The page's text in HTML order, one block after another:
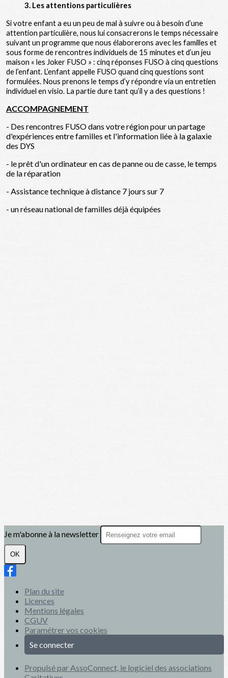
3. Les attentions particulières
Si votre enfant a eu un peu de mal à suivre ou à besoin d’une
attention particulière, nous lui consacrerons le temps nécessaire
suivant un programme que nous élaborerons avec les familles et
sous forme de rencontres individuels de 15 minutes et d’un jeu
maison « les Joker FUSO » : cinq réponses FUSO à cinq questions
de l’enfant. L’enfant appelle FUSO quand cinq questions sont
formulées. Nous prenons le temps d’y répondre via un entretien
individuel en visio. La partie dure tant qu’il y a des questions !
ACCOMPAGNEMENT
- Des rencontres FUSO dans votre région pour un partage
d'expériences entre familles et l'information liée à la galaxie
des DYS
- le prêt d'un ordinateur en cas de panne ou de casse, le temps
de la réparation
- Assistance technique à distance 7 jours sur 7
- un réseau national de familles déjà équipées
Je m'abonne à la newsletter
OK
Plan du site
Licences
Mentions légales
CGUV
Paramétrer vos cookies
Se connecter
Propulsé par AssoConnect, le logiciel des associations